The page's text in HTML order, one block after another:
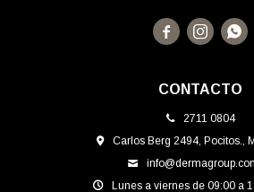
CONTACTO
2711 0804
Carlos Berg 2494, Pocitos.,
Lunes a viernes de 09:00 a
  